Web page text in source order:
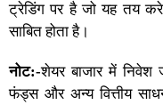
ट्रेडिंग पर है जो यह तय
साबित होता है।
नोट:-शेयर बाजारमें निवेश
फंड्स और अन्य वित्तीय